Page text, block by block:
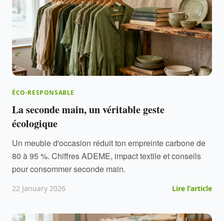
ÉCO-RESPONSABLE
La seconde main, un véritable geste
écologique
Un meuble d'occasion réduit ton empreinte carbone de
80 à 95 %. Chiffres ADEME, impact textile et conseils
pour consommer seconde main.
22 January 2026 Lire l'article